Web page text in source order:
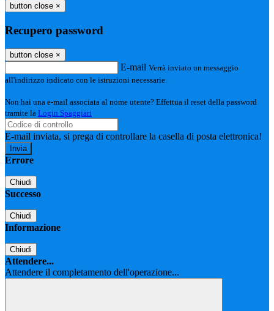
button close ×
Recupero password
button close ×
E-mail Verrà inviato un messaggio
all'indirizzo indicato con le istruzioni necessarie.
Non hai una e-mail associata al nome utente? Effettua il reset della password
tramite la Login Spaggiari
E-mail inviata, si prega di controllare la casella di posta elettronica!
Errore
Chiudi
Successo
Chiudi
Informazione
Chiudi
Attendere...
Attendere il completamento dell'operazione...